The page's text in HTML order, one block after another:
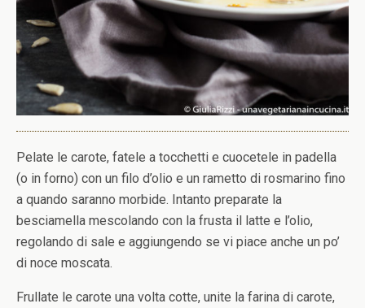
Pelate le carote, fatele a tocchetti e cuocetele in padella
(o in forno) con un filo d’olio e un rametto di rosmarino fino
a quando saranno morbide. Intanto preparate la
besciamella mescolando con la frusta il latte e l’olio,
regolando di sale e aggiungendo se vi piace anche un po’
di noce moscata.
Frullate le carote una volta cotte, unite la farina di carote,